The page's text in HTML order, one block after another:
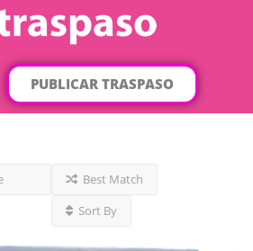
PUBLICAR TRASPASO
Best Match
Sort By